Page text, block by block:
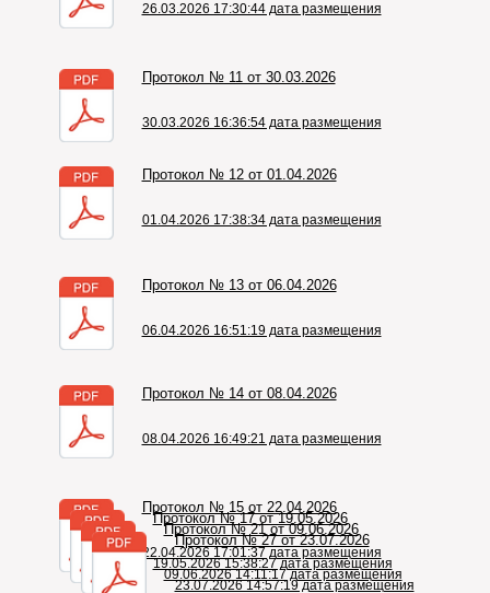
26.03.2026 17:30:44 дата размещения
Протокол № 11 от 30.03.2026
30.03.2026 16:36:54 дата размещения
Протокол № 12 от 01.04.2026
01.04.2026 17:38:34 дата размещения
Протокол № 13 от 06.04.2026
06.04.2026 16:51:19 дата размещения
Протокол № 14 от 08.04.2026
08.04.2026 16:49:21 дата размещения
Протокол № 15 от 22.04.2026
22.04.2026 17:01:37 дата размещения
Протокол № 17 от 19.05.2026
19.05.2026 15:38:27 дата размещения
Протокол № 21 от 09.06.2026
09.06.2026 14:11:17 дата размещения
Протокол № 27 от 23.07.2026
23.07.2026 14:57:19 дата размещения